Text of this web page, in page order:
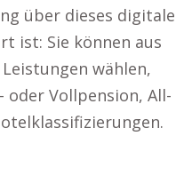
über dieses digitale
ist: Sie können aus
wählen,
Vollpension, All-